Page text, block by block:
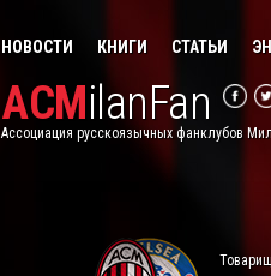
НОВОСТИ КНИГИ СТАТЬИ
ACMilanFan
Ассоциация русскоязычных фанклубов